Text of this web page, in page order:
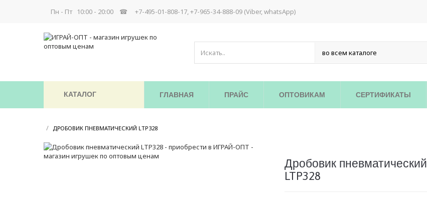
Пн - Пт 10:00 - 20:00 ☎ +7-495-01-808-17, +7-965-34-888-09 (Viber, whatsApp)
КАТАЛОГ ГЛАВНАЯ ПРАЙС ОПТОВИКАМ СЕРТИФИКАТЫ
/ ДРОБОВИК ПНЕВМАТИЧЕСКИЙ LTP328
Дробовик пневматический
LTP328